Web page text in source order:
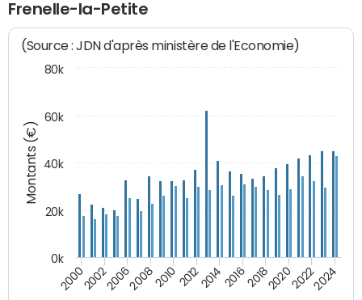
Frenelle-la-Petite
Montants (€)
(Source : JDN d'après ministère de l'Economie)
20002002200620082010 2012201420162018202020222024
0k
20k
40k
60k
80k